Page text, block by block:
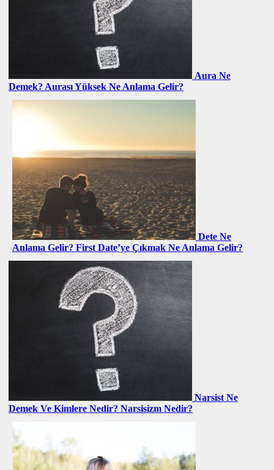
Aura Ne
Demek? Aurası Yüksek Ne Anlama Gelir?
Dete Ne
Anlama Gelir? First Date’ye Çıkmak Ne Anlama Gelir?
Narsist Ne
Demek Ve Kimlere Nedir? Narsisizm Nedir?